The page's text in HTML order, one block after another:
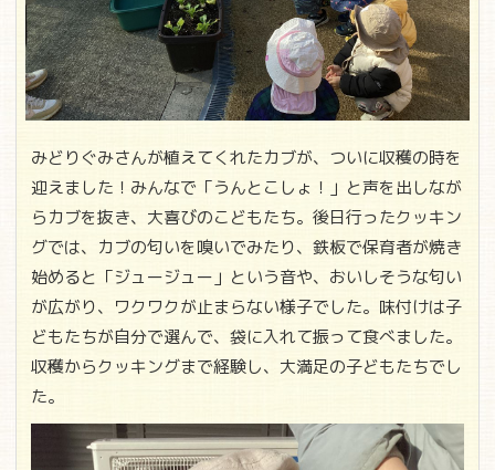
みどりぐみさんが植えてくれたカブが、ついに収穫の時を
迎えました！みんなで「うんとこしょ！」と声を出しなが
らカブを抜き、大喜びのこどもたち。後日行ったクッキン
グでは、カブの匂いを嗅いでみたり、鉄板で保育者が焼き
始めると「ジュージュー」という音や、おいしそうな匂い
が広がり、ワクワクが止まらない様子でした。味付けは子
どもたちが自分で選んで、袋に入れて振って食べました。
収穫からクッキングまで経験し、大満足の子どもたちでし
た。